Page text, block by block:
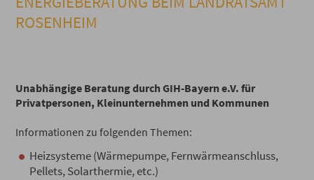
ROSENHEIM
Unabhängige Beratung durch GIH-Bayern e.V. für
Privatpersonen, Kleinunternehmen und Kommunen
Informationen zu folgenden Themen:
Heizsysteme (Wärmepumpe, Fernwärmeanschluss,
Pellets, Solarthermie, etc.)